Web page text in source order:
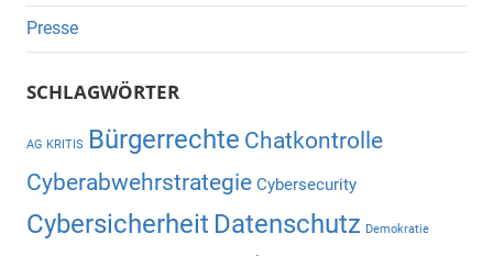
Presse
SCHLAGWÖRTER
AG KRITIS Bürgerrechte Chatkontrolle
Cyberabwehrstrategie Cybersecurity
Cybersicherheit Datenschutz Demokratie